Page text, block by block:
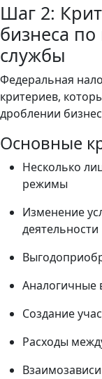
Шаг 2:
бизнеса
службы
Федеральная
критериев,
дроблении
Основные
Несколько
режимы
Изменение
деятельности
Аналогичные
Создание
Расходы